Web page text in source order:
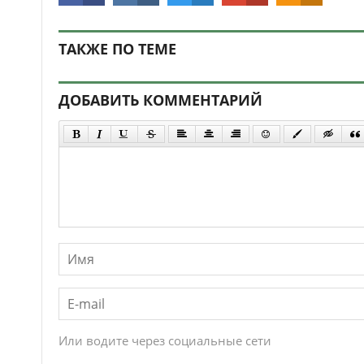
ТАКЖЕ ПО ТЕМЕ
ДОБАВИТЬ КОММЕНТАРИЙ
Или водите через социальные сети